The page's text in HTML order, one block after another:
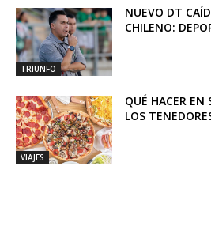
TRIUNFO
NUEVO DT
CHILENO:
VIAJES
QUÉ HACER EN
LOS